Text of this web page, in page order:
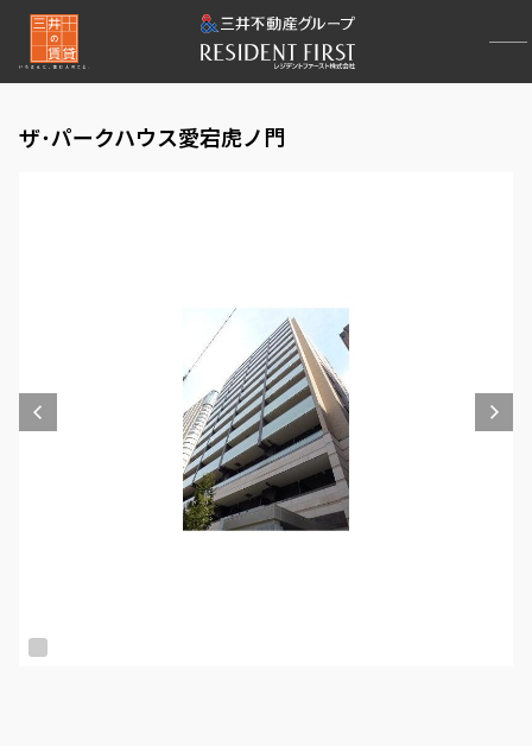
ザ･パークハウス愛宕虎ノ門